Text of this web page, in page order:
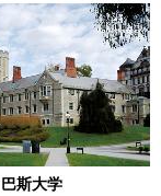
巴斯大学